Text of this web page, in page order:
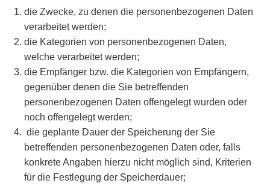
die Zwecke, zu denen die personenbezogenen Daten
verarbeitet werden;
die Kategorien von personenbezogenen Daten,
welche verarbeitet werden;
die Empfänger bzw. die Kategorien von Empfängern,
gegenüber denen die Sie betreffenden
personenbezogenen Daten offengelegt wurden oder
noch offengelegt werden;
die geplante Dauer der Speicherung der Sie
betreffenden personenbezogenen Daten oder, falls
konkrete Angaben hierzu nicht möglich sind, Kriterien
für die Festlegung der Speicherdauer;